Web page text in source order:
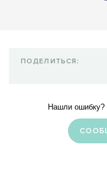
Нашли
ПОДЕЛИТЬСЯ: